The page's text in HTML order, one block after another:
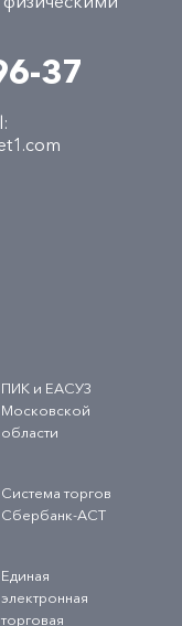
37
ПИК и ЕАСУЗ
Московской
области
Система торгов
Сбербанк-АСТ
Единая
электронная
торговая